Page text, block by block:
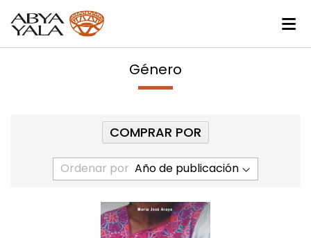
Género
Ordenar por
COMPRAR POR